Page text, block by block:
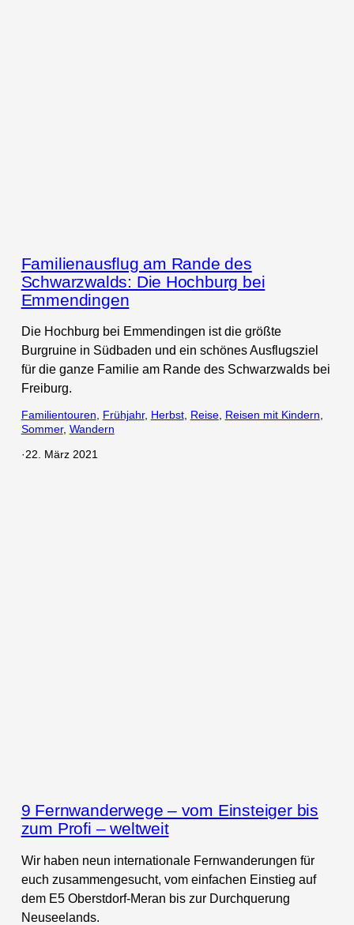
Familienausflug am Rande des
Schwarzwalds: Die Hochburg bei
Emmendingen
Die Hochburg bei Emmendingen ist die größte
Burgruine in Südbaden und ein schönes Ausflugsziel
für die ganze Familie am Rande des Schwarzwalds bei
Freiburg.
Familientouren, Frühjahr, Herbst, Reise, Reisen mit Kindern
Sommer, Wandern
·22. März 2021
9 Fernwanderwege – vom Einsteiger bis
zum Profi – weltweit
Wir haben neun internationale Fernwanderungen für
euch zusammengesucht, vom einfachen Einstieg auf
dem E5 Oberstdorf-Meran bis zur Durchquerung
Neuseelands.